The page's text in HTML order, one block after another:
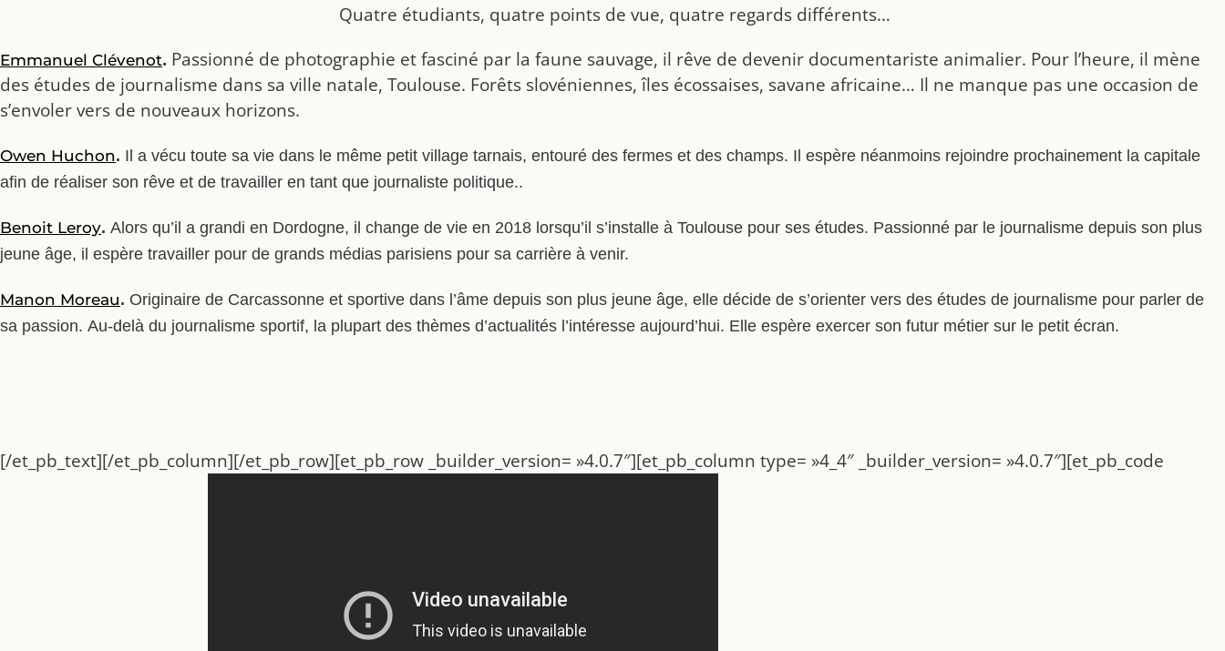
Quatre étudiants, quatre points de vue, quatre regards différents…
Emmanuel Clévenot. Passionné de photographie et fasciné par la faune sauvage, il rêve de devenir documentariste animalier. Pour l’heure, il mène
des études de journalisme dans sa ville natale, Toulouse. Forêts slovéniennes, îles écossaises, savane africaine… Il ne manque pas une occasion de
s’envoler vers de nouveaux horizons.
Owen Huchon. Il a vécu toute sa vie dans le même petit village tarnais, entouré des fermes et des champs. Il espère néanmoins rejoindre prochainement la capitale
afin de réaliser son rêve et de travailler en tant que journaliste politique..
Benoit Leroy. Alors qu’il a grandi en Dordogne, il change de vie en 2018 lorsqu’il s’installe à Toulouse pour ses études. Passionné par le journalisme depuis son plus
jeune âge, il espère travailler pour de grands médias parisiens pour sa carrière à venir.
Manon Moreau. Originaire de Carcassonne et sportive dans l’âme depuis son plus jeune âge, elle décide de s’orienter vers des études de journalisme pour parler de
sa passion. Au-delà du journalisme sportif, la plupart des thèmes d’actualités l’intéresse aujourd’hui. Elle espère exercer son futur métier sur le petit écran.
[/et_pb_text][/et_pb_column][/et_pb_row][et_pb_row _builder_version= »4.0.7″][et_pb_column type= »4_4″ _builder_version= »4.0.7″][et_pb_code